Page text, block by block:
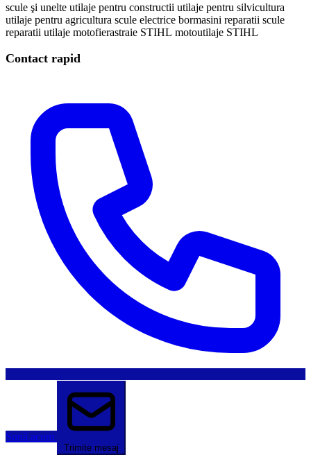
scule şi unelte utilaje pentru constructii utilaje pentru silvicultura
utilaje pentru agricultura scule electrice bormasini reparatii scule
reparatii utilaje motofierastraie STIHL motoutilaje STIHL
Contact rapid
Sună acum
Trimite mesaj